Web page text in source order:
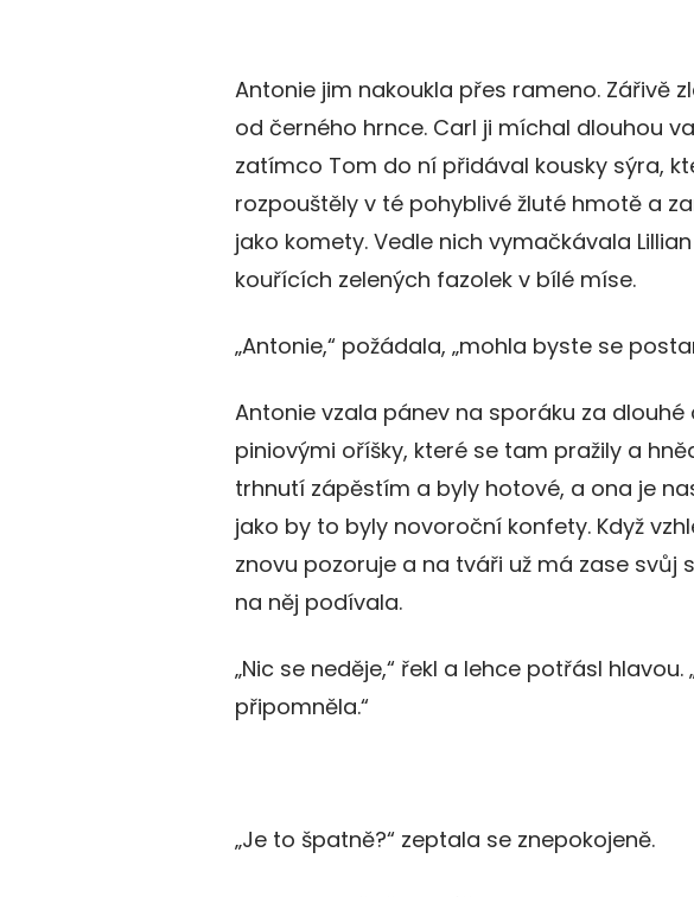
Antonie jim nakoukla přes rameno. Zářivě
od černého hrnce. Carl ji míchal dlouhou
zatímco Tom do ní přidával kousky sýra,
rozpouštěly v té pohyblivé žluté hmotě a
jako komety. Vedle nich vymačkávala
kouřících zelených fazolek v bílé míse.
„Antonie,“ požádala, „mohla byste se
Antonie vzala pánev na sporáku za
piniovými oříšky, které se tam pražily a
trhnutí zápěstím a byly hotové, a ona je
jako by to byly novoroční konfety. Když
znovu pozoruje a na tváři už má zase svůj
na něj podívala.
„Nic se neděje,“ řekl a lehce potřásl
připomněla.“
„Je to špatně?“ zeptala se znepokojeně.